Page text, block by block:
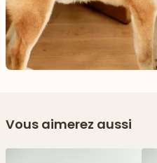
Vous aimerez aussi